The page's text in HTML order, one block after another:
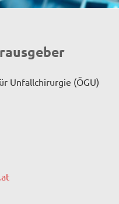
Unfallchirurgie (ÖGU)